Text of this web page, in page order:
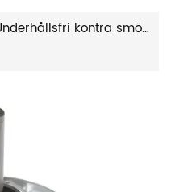
Gräsklippardäcksspindlar: Underhållsfri kontra smörjbar guide